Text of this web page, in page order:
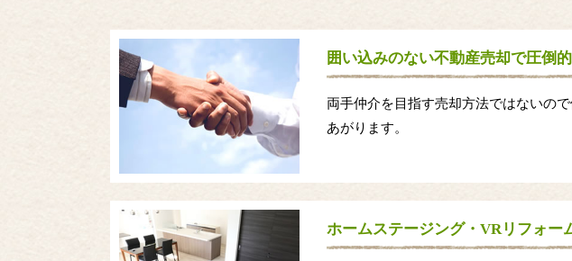
囲い込みのない不動産売却で圧倒
両手仲介を目指す売却方法ではないの
あがります。
ホームステージング・VRリフォー